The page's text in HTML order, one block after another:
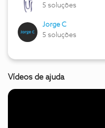
5 soluções
Jorge C
5 soluções
Vídeos de ajuda